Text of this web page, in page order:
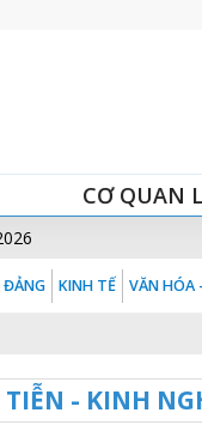
CƠ QUAN
ĐẢNG KINH TẾ VĂN HÓA
- KINH